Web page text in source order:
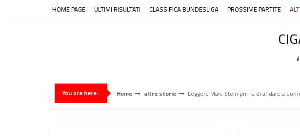
HOME PAGE ULTIMI RISULTATI CLASSIFICA BUNDESLIGA PROSSIME PARTITE
You are here : Home altre storie Leggere Marc Stein prima di andare a